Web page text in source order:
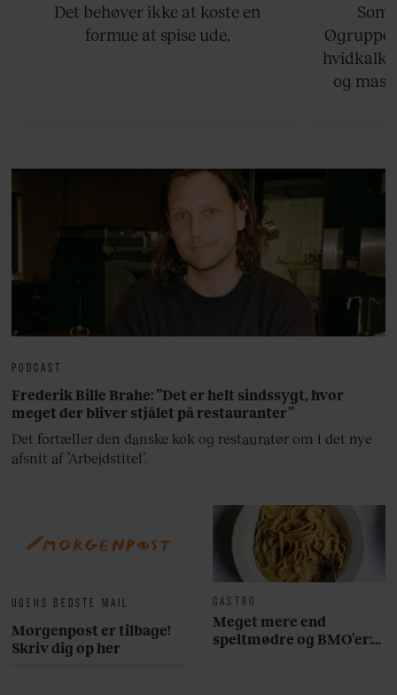
Det behøver ikke at koste en
formue at spise ude.
og
UGENS BEDSTE MAIL
Morgenpost er tilbage!
Skriv dig op her
GASTRO
Meget mere end
speltmødre og BMO’er:
PODCAST
Frederik Bille Brahe: ”Det er helt sindssygt, hvor
meget der bliver stjålet på restauranter”
Det fortæller den danske kok og restauratør om i det nye
afsnit af ’Arbejdstitel’.